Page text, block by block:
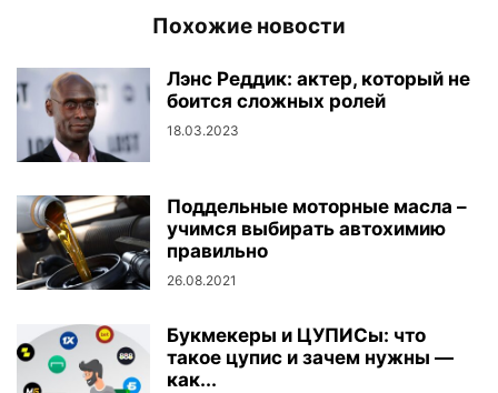
Похожие новости
Лэнс Реддик: актер, который не
боится сложных ролей
18.03.2023
Поддельные моторные масла –
учимся выбирать автохимию
правильно
26.08.2021
Букмекеры и ЦУПИСы: что
такое цупис и зачем нужны —
как...